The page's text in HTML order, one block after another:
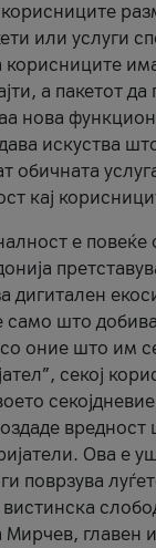
или услуги
корисниците
а пакетот да
нова
искуства
обичната
кај
е повеќе
дигитален
само што
со оние што им
секој
вредност
Ова е
поврзува
вистинска
Мирчев, главен